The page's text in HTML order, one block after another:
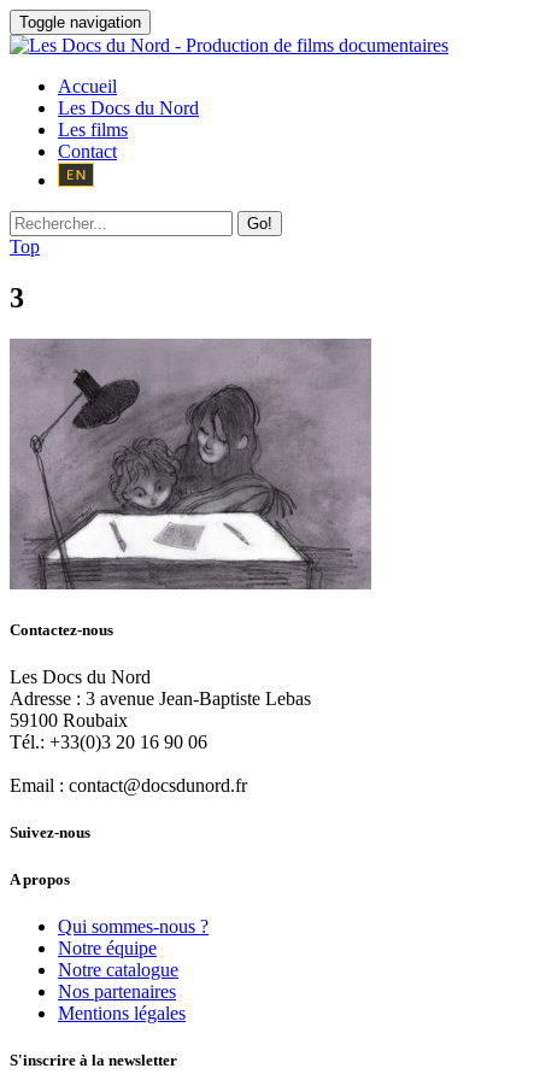
Toggle navigation
Accueil
Les Docs du Nord
Les films
Contact
Go!
Top
3
Contactez-nous
Les Docs du Nord
Adresse : 3 avenue Jean-Baptiste Lebas
59100 Roubaix
Tél.: +33(0)3 20 16 90 06
Email : contact@docsdunord.fr
Suivez-nous
A propos
Qui sommes-nous ?
Notre équipe
Notre catalogue
Nos partenaires
Mentions légales
S'inscrire à la newsletter